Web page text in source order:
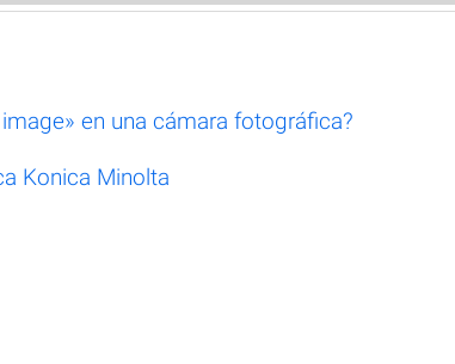
en una cámara fotográfica?
Konica Minolta